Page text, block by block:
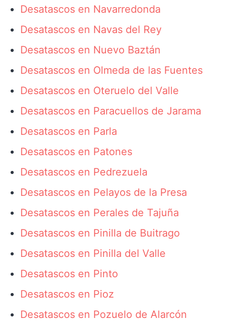
Desatascos en Navarredonda
Desatascos en Navas del Rey
Desatascos en Nuevo Baztán
Desatascos en Olmeda de las Fuentes
Desatascos en Oteruelo del Valle
Desatascos en Paracuellos de Jarama
Desatascos en Parla
Desatascos en Patones
Desatascos en Pedrezuela
Desatascos en Pelayos de la Presa
Desatascos en Perales de Tajuña
Desatascos en Pinilla de Buitrago
Desatascos en Pinilla del Valle
Desatascos en Pinto
Desatascos en Pioz
Desatascos en Pozuelo de Alarcón